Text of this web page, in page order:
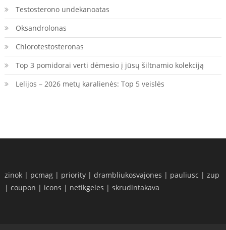
Testosterono undekanoatas
Oksandrolonas
Chlorotestosteronas
Top 3 pomidorai verti dėmesio į jūsų šiltnamio kolekciją
Lelijos – 2026 metų karalienės: Top 5 veislės
zinok | pcmag | priority |drambliukosvajones | pauliusc |zup
|coupon | icons | netikgeles |skrudintakava